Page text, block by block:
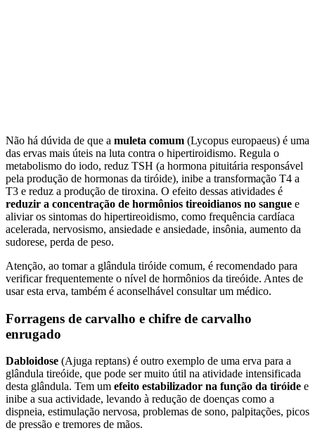
Não há dúvida de que a muleta comum (Lycopus europaeus) é uma
das ervas mais úteis na luta contra o hipertiroidismo. Regula o
metabolismo do iodo, reduz TSH (a hormona pituitária responsável
pela produção de hormonas da tiróide), inibe a transformação T4 a
T3 e reduz a produção de tiroxina. O efeito dessas atividades é
reduzir a concentração de hormônios tireoidianos no sangue e
aliviar os sintomas do hipertireoidismo, como frequência cardíaca
acelerada, nervosismo, ansiedade e ansiedade, insônia, aumento da
sudorese, perda de peso.
Atenção, ao tomar a glândula tiróide comum, é recomendado para
verificar frequentemente o nível de hormônios da tireóide. Antes de
usar esta erva, também é aconselhável consultar um médico.
Forragens de carvalho e chifre de carvalho
enrugado
Dabloidose (Ajuga reptans) é outro exemplo de uma erva para a
glândula tireóide, que pode ser muito útil na atividade intensificada
desta glândula. Tem um efeito estabilizador na função da tiróide e
inibe a sua actividade, levando à redução de doenças como a
dispneia, estimulação nervosa, problemas de sono, palpitações, picos
de pressão e tremores de mãos.